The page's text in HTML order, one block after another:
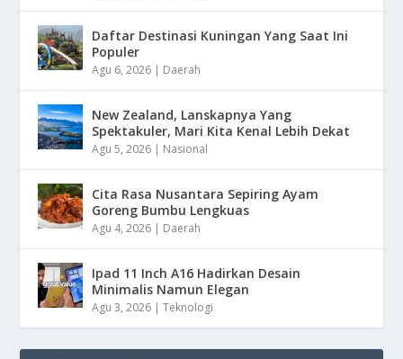
Daftar Destinasi Kuningan Yang Saat Ini
Populer
Agu 6, 2026 | Daerah
New Zealand, Lanskapnya Yang
Spektakuler, Mari Kita Kenal Lebih Dekat
Agu 5, 2026 | Nasional
Cita Rasa Nusantara Sepiring Ayam
Goreng Bumbu Lengkuas
Agu 4, 2026 | Daerah
Ipad 11 Inch A16 Hadirkan Desain
Minimalis Namun Elegan
Agu 3, 2026 |Teknologi